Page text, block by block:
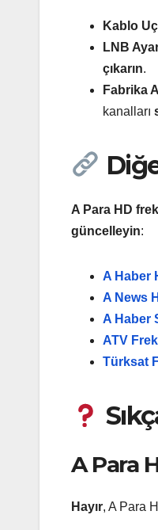
Kablo
LNB
çıkarın.
Fabrika
kanalları
A Para HD
güncelleyin:
A Haber
A News
A Haber
ATV
Türksat
A Para
Hayır, A Para